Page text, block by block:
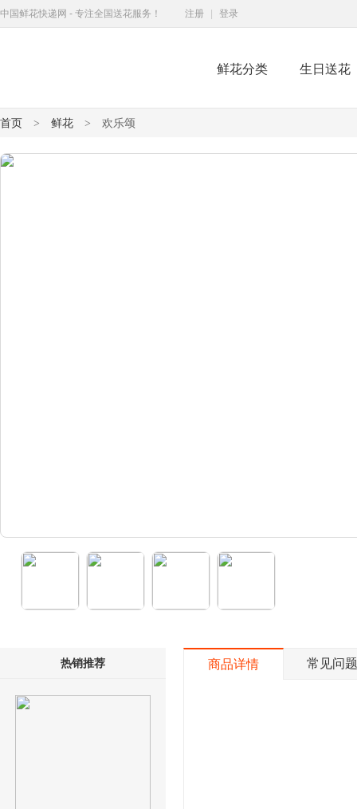
中国鲜花快递网 - 专注全国送花服务！ 注册 登录
鲜花分类 生日送花
首页 > 鲜花 > 欢乐颂
热销推荐 商品详情 常见问题